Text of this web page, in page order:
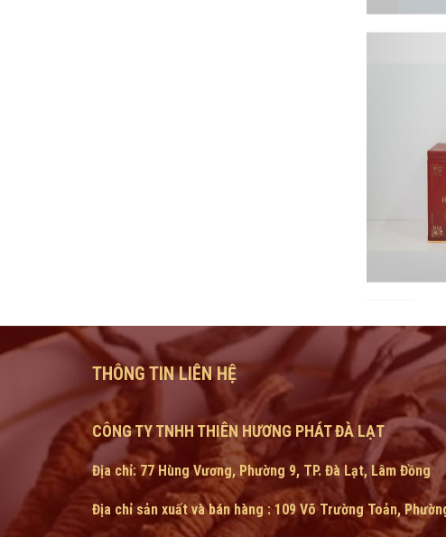
THÔNG TIN LIÊN HỆ
CÔNG TY TNHH THIÊN HƯƠNG PHÁT ĐÀ LẠT
Địa chỉ: 77 Hùng Vương, Phường 9, TP. Đà Lạt, Lâm Đồng
Địa chỉ sản xuất và bán hàng : 109 Võ Trường Toản,